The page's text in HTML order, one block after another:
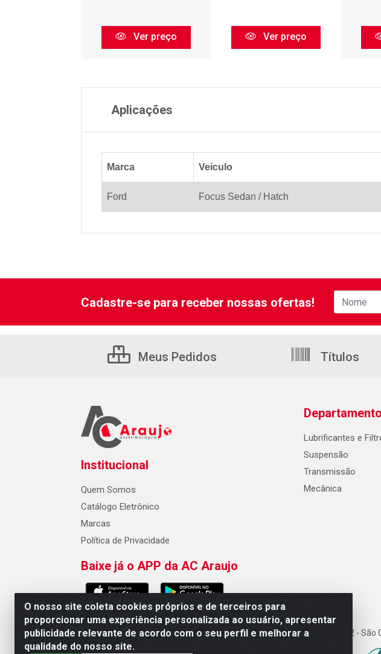
Ver preço Ver preço
Aplicações
Marca Veiculo
Ford Focus Sedan / Hatch
O nosso site coleta cookies próprios e de terceiros para
proporcionar uma experiência personalizada ao usuário, apresentar
publicidade relevante de acordo com o seu perfil e melhorar a
qualidade do nosso site.
Cadastre-se para receber nossas ofertas!
Meus Pedidos Títulos
Institucional
Quem Somos
Catálogo Eletrônico
Marcas
Política de Privacidade
Baixe já o APP da AC Araujo
Lubrificantes e
Suspensão
Transmissão
Mecânica
AC Araujo Distribuidora - Rua Carneiro de Campos, 42 -